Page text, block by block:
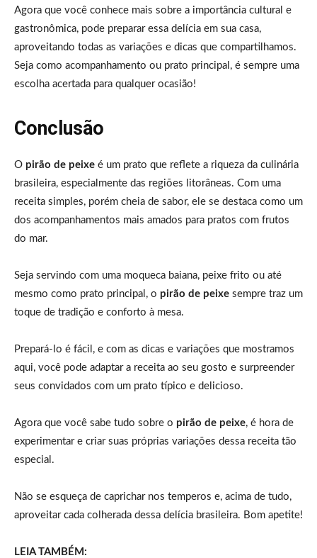
Agora que você conhece mais sobre a importância cultural e
gastronômica, pode preparar essa delícia em sua casa,
aproveitando todas as variações e dicas que compartilhamos.
Seja como acompanhamento ou prato principal, é sempre uma
escolha acertada para qualquer ocasião!
Conclusão
O pirão de peixe é um prato que reflete a riqueza da culinária
brasileira, especialmente das regiões litorâneas. Com uma
receita simples, porém cheia de sabor, ele se destaca como um
dos acompanhamentos mais amados para pratos com frutos
do mar.
Seja servindo com uma moqueca baiana, peixe frito ou até
mesmo como prato principal, o pirão de peixe sempre traz um
toque de tradição e conforto à mesa.
Prepará-lo é fácil, e com as dicas e variações que mostramos
aqui, você pode adaptar a receita ao seu gosto e surpreender
seus convidados com um prato típico e delicioso.
Agora que você sabe tudo sobre o pirão de peixe, é hora de
experimentar e criar suas próprias variações dessa receita tão
especial.
Não se esqueça de caprichar nos temperos e, acima de tudo,
aproveitar cada colherada dessa delícia brasileira. Bom apetite!
LEIA TAMBÉM: